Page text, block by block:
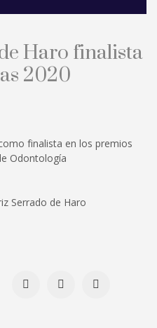
Haro finalista
2020
finalista en los premios
Odontología